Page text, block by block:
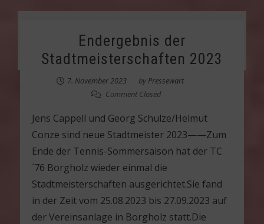
Endergebnis der
Stadtmeisterschaften 2023
7. November 2023 by Pressewart
Comment Closed
Jens Cappell und Georg Schulze/Helmut
Conze sind neue Stadtmeister 2023——Zum
Ende der Tennis-Sommersaison hat der TC
´76 Borgholz wieder einmal die
Stadtmeisterschaften ausgerichtet.Sie fand
in der Zeit vom 25.08.2023 bis 27.09.2023 auf
der Vereinsanlage in Borgholz statt.Die